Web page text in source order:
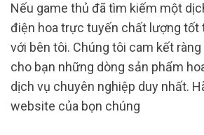
Nếu game thủ đã tìm kiếm một
điện hoa trực tuyến chất lượng tốt
với bên tôi. Chúng tôi cam kết
cho bạn những dòng sản phẩm
dịch vụ chuyên nghiệp duy nhất.
website của bọn chúng